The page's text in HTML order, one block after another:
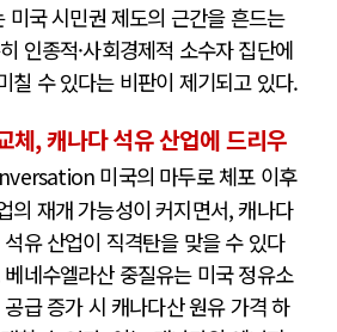
미국 시민권 제도의 근간을 흔드는
인종적·사회경제적 소수자 집단에
칠 수 있다는 비판이 제기되고 있다.
체, 캐나다 석유 산업에 드리우
미국의 마두로 체포 이후
의 재개 가능성이 커지면서, 캐나다
유 산업이 직격탄을 맞을 수 있다
네수엘라산 중질유는 미국 정유소
급 증가 시 캐나다산 원유 가격 하